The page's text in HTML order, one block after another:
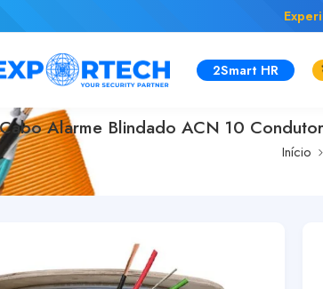
2Smart HR
Cabo Alarme Blindado ACN 10
Início